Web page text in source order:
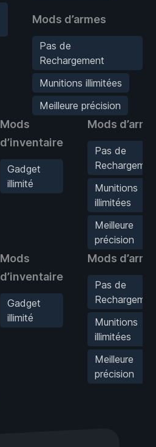
Mods d’armes
Pas de
Rechargement
Munitions illimitées
Meilleure précision
Mods
d’inventaire
Gadget
illimité
Mods
Pas de
Munitions
illimitées
Meilleure
précision
Mods
d’inventaire
Gadget
illimité
Mods
Pas de
Munitions
illimitées
Meilleure
précision